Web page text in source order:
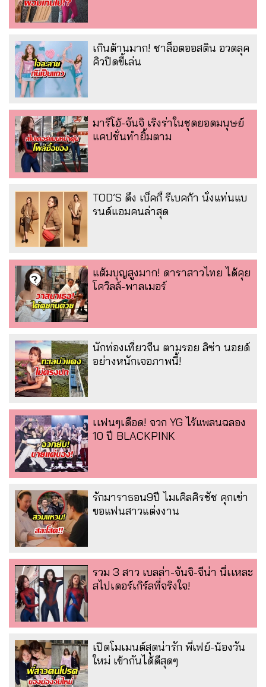
เกินต้านมาก! ชาล็อตออสติน อวดลุค
คิวปิดขี้เล่น
มาริโอ้-จันจิ เริงร่าในชุดยอดมนุษย์
แคปชั่นทำยิ้มตาม
TOD’S ดึง เบ็คกี้ รีเบคก้า นั่งแท่นแบ
รนด์แอมคนล่าสุด
แต้มบุญสูงมาก! ดาราสาวไทย ได้คุย
โควิลล์-พาลเมอร์
นักท่องเที่ยวจีน ตามรอย ลิซ่า นอยด์
อย่างหนักเจอภาพนี้!
เเฟนๆเดือด! จวก YG ไร้แพลนฉลอง
10 ปี BLACKPINK
รักมาราธอน9ปี ไมเคิลศิรชัช คุกเข่า
ขอแฟนสาวแต่งงาน
รวม 3 สาว เบลล่า-จันจิ-จีน่า นี่เเหละ
สไปเดอร์เกิร์ลที่จริงใจ!
เปิดโมเมนต์สุดน่ารัก พี่เฟย์-น้องวัน
ใหม่ เข้ากันได้ดีสุดๆ